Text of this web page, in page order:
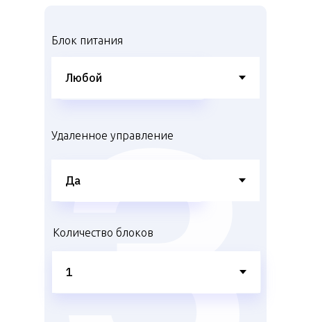
Блок питания
Удаленное управление
Количество блоков